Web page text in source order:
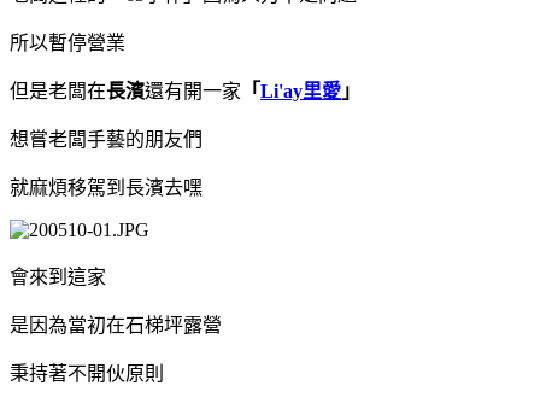
所以暫停營業
但是老闆在長濱還有開一家 「Li'ay里愛 」
想嘗老闆手藝的朋友們
就麻煩移駕到長濱去嘿
會來到這家
是因為當初在石梯坪露營
秉持著不開伙原則